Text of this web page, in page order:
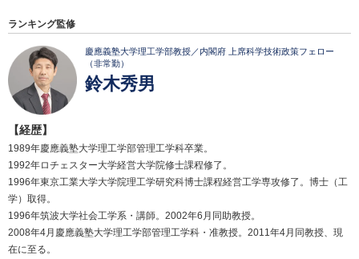
ランキング監修
慶應義塾大学理工学部教授／内閣府 上席科学技術政策フェロー
（非常勤）
鈴木秀男
【経歴】
1989年慶應義塾大学理工学部管理工学科卒業。
1992年ロチェスター大学経営大学院修士課程修了。
1996年東京工業大学大学院理工学研究科博士課程経営工学専攻修了。博士（工
学）取得。
1996年筑波大学社会工学系・講師。2002年6月同助教授。
2008年4月慶應義塾大学理工学部管理工学科・准教授。2011年4月同教授、現
在に至る。